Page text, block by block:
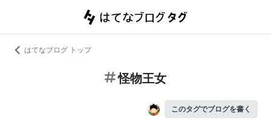
はてなブログ トップ
怪物王女
このタグでブログを書く